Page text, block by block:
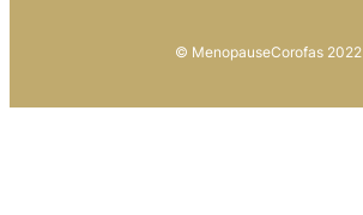
© MenopauseCorofas 2022